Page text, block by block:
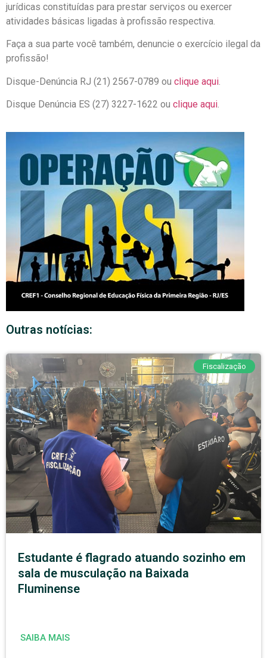
jurídicas constituídas para prestar serviços ou exercer
atividades básicas ligadas à profissão respectiva.
Faça a sua parte você também, denuncie o exercício ilegal da
profissão!
Disque-Denúncia RJ (21) 2567-0789 ou clique aqui
Disque Denúncia ES (27) 3227-1622 ou clique aqui.
Outras notícias:
Fiscalização
Estudante é flagrado atuando sozinho em
sala de musculação na Baixada
Fluminense
SAIBA MAIS